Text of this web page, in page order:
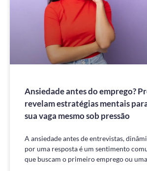
Ansiedade antes do emprego?
revelam estratégias mentais
sua vaga mesmo sob pressão
A ansiedade antes de entrevistas,
por uma resposta é um sentimento
que buscam o primeiro emprego ou uma